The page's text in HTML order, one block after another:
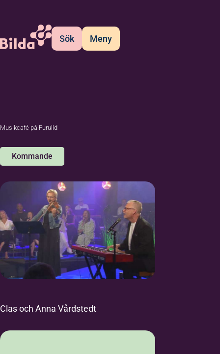
Sök Meny
Musikcafé på Furulid
Kommande
Clas och Anna Vårdstedt